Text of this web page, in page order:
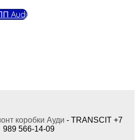
Audi
коробки Ауди - TRANSCIT +7
989 566-14-09